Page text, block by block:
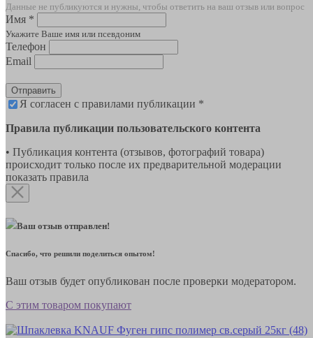
Данные не публикуются и нужны, чтобы ответить на ваш отзыв или вопрос
Имя *
Укажите Ваше имя или псевдоним
Телефон
Email
Отправить
Я согласен с правилами публикации *
Правила публикации пользовательского контента
• Публикация контента (отзывов, фотографий товара)
происходит только после их предварительной модерации
показать правила
Ваш отзыв отправлен!
Спасибо, что решили поделиться опытом!
Ваш отзыв будет опубликован после проверки модератором.
С этим товаром покупают